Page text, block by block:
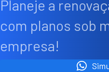
Planeje a
com planos sob
empresa!